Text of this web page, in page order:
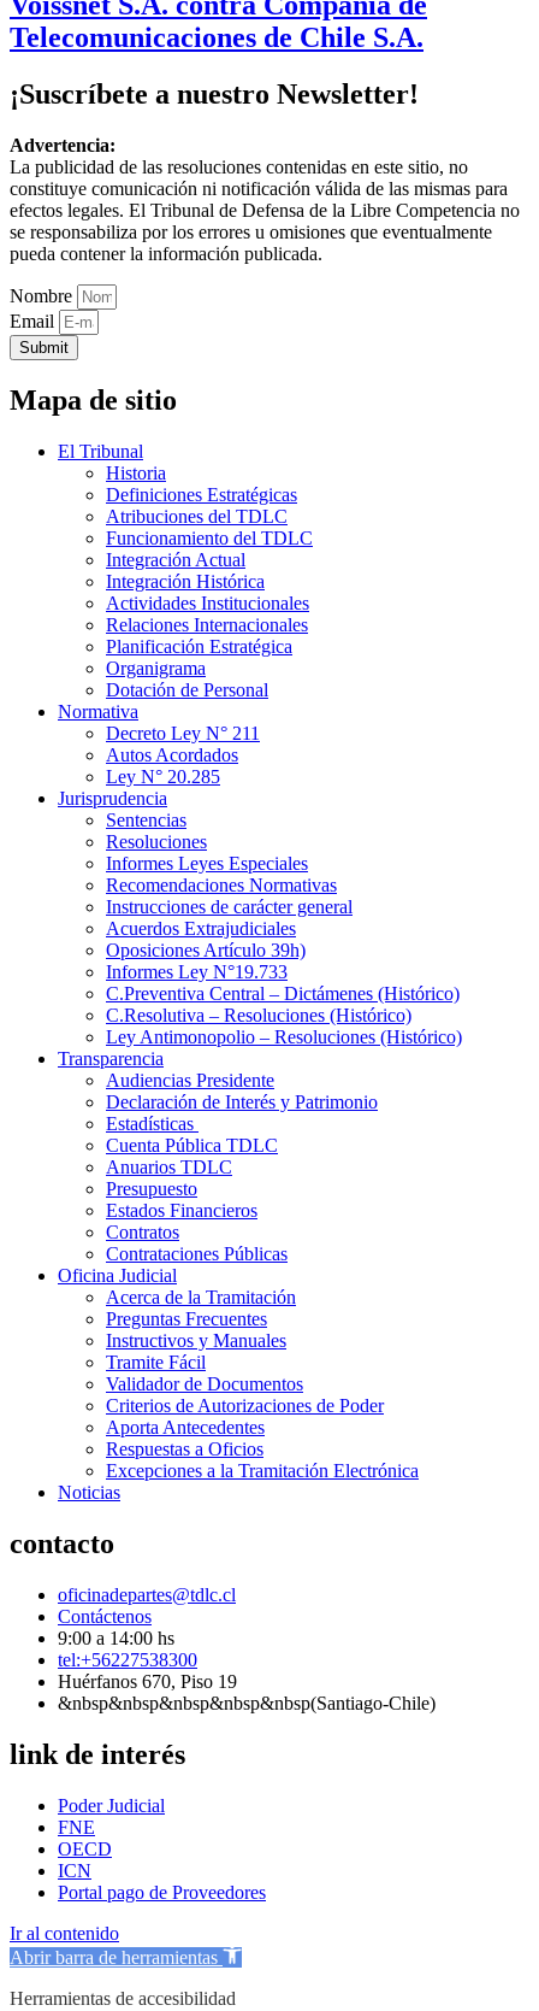
Telecomunicaciones de Chile S.A.
¡Suscríbete a nuestro Newsletter!
Advertencia:
La publicidad de las resoluciones contenidas en este sitio, no
constituye comunicación ni notificación válida de las mismas para
efectos legales. El Tribunal de Defensa de la Libre Competencia no
se responsabiliza por los errores u omisiones que eventualmente
pueda contener la información publicada.
Nombre
Email
Submit
Mapa de sitio
El Tribunal
Historia
Definiciones Estratégicas
Atribuciones del TDLC
Funcionamiento del TDLC
Integración Actual
Integración Histórica
Actividades Institucionales
Relaciones Internacionales
Planificación Estratégica
Organigrama
Dotación de Personal
Normativa
Decreto Ley N° 211
Autos Acordados
Ley N° 20.285
Jurisprudencia
Sentencias
Resoluciones
Informes Leyes Especiales
Recomendaciones Normativas
Instrucciones de carácter general
Acuerdos Extrajudiciales
Oposiciones Artículo 39h)
Informes Ley N°19.733
C.Preventiva Central – Dictámenes (Histórico)
C.Resolutiva – Resoluciones (Histórico)
Ley Antimonopolio – Resoluciones (Histórico)
Transparencia
Audiencias Presidente
Declaración de Interés y Patrimonio
Estadísticas
Cuenta Pública TDLC
Anuarios TDLC
Presupuesto
Estados Financieros
Contratos
Contrataciones Públicas
Oficina Judicial
Acerca de la Tramitación
Preguntas Frecuentes
Instructivos y Manuales
Tramite Fácil
Validador de Documentos
Criterios de Autorizaciones de Poder
Aporta Antecedentes
Respuestas a Oficios
Excepciones a la Tramitación Electrónica
Noticias
contacto
oficinadepartes@tdlc.cl
Contáctenos
9:00 a 14:00 hs
tel:+56227538300
Huérfanos 670, Piso 19
&nbsp&nbsp&nbsp&nbsp&nbsp(Santiago-Chile)
link de interés
Poder Judicial
FNE
OECD
ICN
Portal pago de Proveedores
Ir al contenido
Abrir barra de herramientas
Herramientas de accesibilidad